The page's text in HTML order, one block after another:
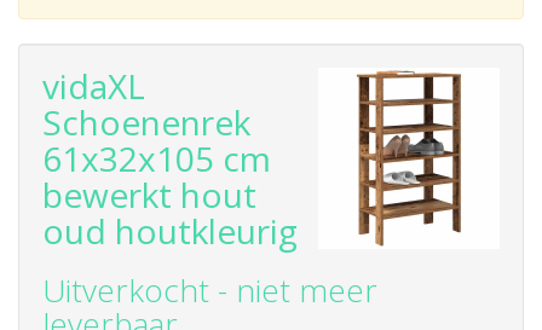
vidaXL
Schoenenrek
61x32x105 cm
bewerkt hout
oud houtkleurig
Uitverkocht - niet meer